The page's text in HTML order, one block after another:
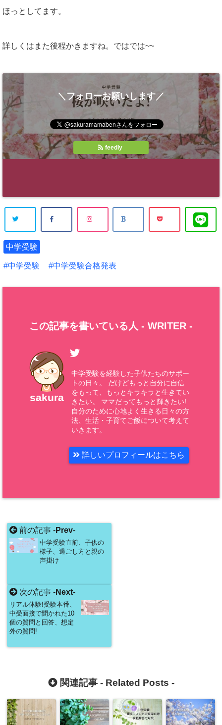
ほっとしてます。
詳しくはまた後程かきますね。ではでは~~
＼フォローお願いします／
feedly
中学受験
中学受験 中学受験合格発表
この記事を書いている人 - WRITER -
sakura
中学受験を経験した子供たちのサポー
トの日々。 だけどもっと自分に自信
をもって、もっとキラキラと生きてい
きたい。 ママだってもっと輝きたい!
自分のために心地よく生きる日々の方
法、生活・子育てご飯について考えて
いきます。
詳しいプロフィールはこちら
前の記事 -Prev-
中学受験直前、子供の
様子、過ごし方と親の
声掛け
次の記事 -Next-
リアル体験!受験本番、
中受面接で聞かれた10
個の質問と回答、想定
外の質問!
関連記事 - Related Posts -